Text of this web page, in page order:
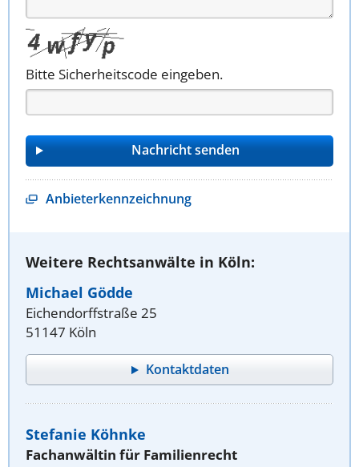
Bitte Sicherheitscode eingeben.
Anbieterkennzeichnung
Weitere Rechtsanwälte in Köln:
Michael Gödde
Eichendorffstraße 25
51147 Köln
Kontaktdaten
Stefanie Köhnke
Fachanwältin für Familienrecht